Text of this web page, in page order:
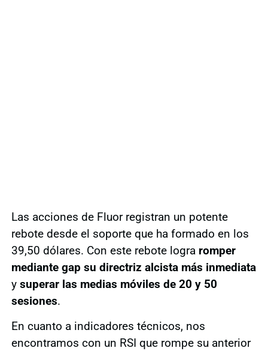
Las acciones de Fluor registran un potente
rebote desde el soporte que ha formado en los
39,50 dólares. Con este rebote logra romper
mediante gap su directriz alcista más inmediata
y superar las medias móviles de 20 y 50
sesiones.
En cuanto a indicadores técnicos, nos
encontramos con un RSI que rompe su anterior